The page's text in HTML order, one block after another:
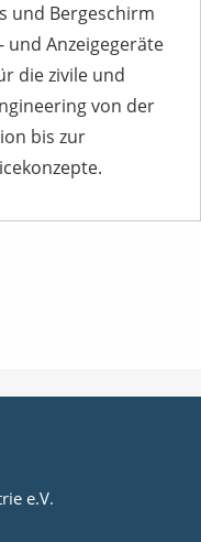
und Bergeschirm
Anzeigegeräte
die zivile und
von der
bis zur
e.V.